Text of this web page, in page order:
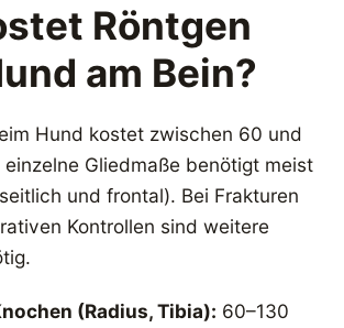
Röntgen
am Bein?
Hund kostet zwischen 60 und
einzelne Gliedmaße benötigt meist
und frontal). Bei Frakturen
Kontrollen sind weitere
(Radius, Tibia): 60–130